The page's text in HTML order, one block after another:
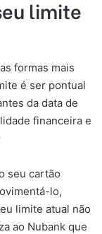
limite
formas mais
é ser pontual
da data de
financeira e
seu cartão
lo,
limite atual não
ao Nubank que